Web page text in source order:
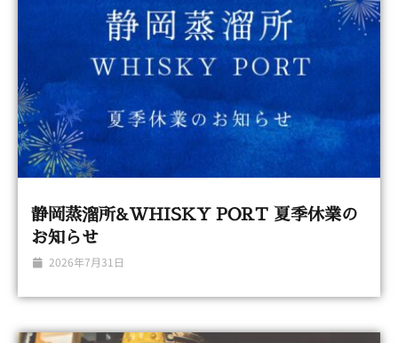
静岡蒸溜所&WHISKY PORT 夏季休業の
お知らせ
2026年7月31日